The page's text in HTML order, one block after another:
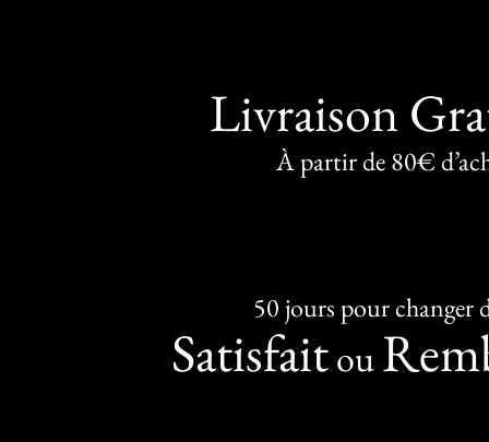
Livraison
À partir de 80€
50 jours pour changer
Satisfaitou